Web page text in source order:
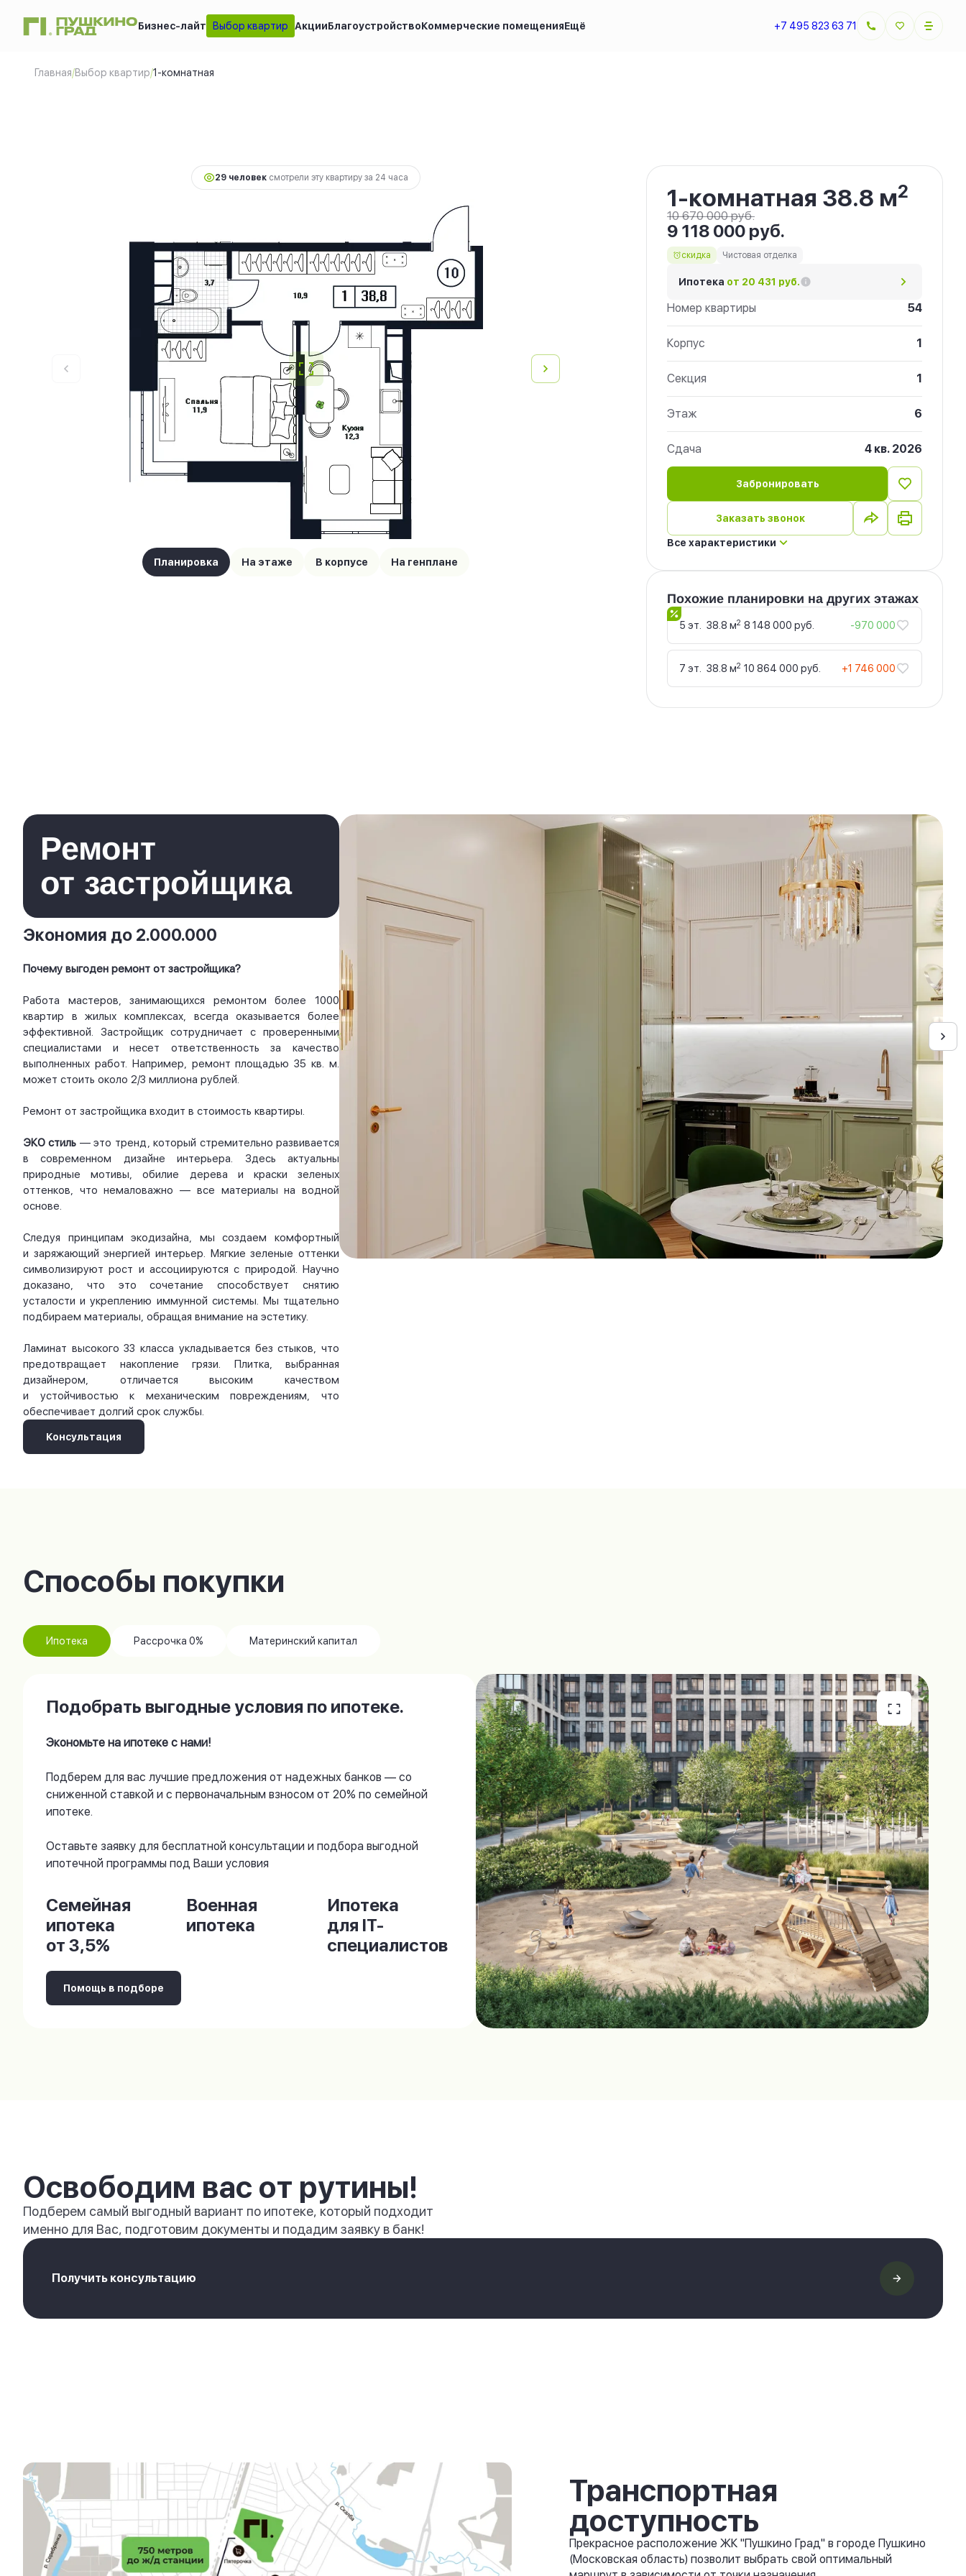
Бизнес-лайт Выбор квартир АкцииБлагоустройствоКоммерческие помещенияЕщё +7 495 823 63 71
Главная/Выбор квартир/1-комнатная
1-комнатная
29 человек смотрели эту квартиру за 24 часа
Планировка На этаже В корпусе На генплане
1-комнатная 38.8 м2
10 670 000 руб.
9 118 000 руб.
скидка Чистовая отделка
Ипотека от 20 431 руб.
Номер квартиры 54
Корпус 1
Секция 1
Этаж 6
Сдача 4 кв. 2026
Забронировать
Заказать звонок
Все характеристики
Похожие планировки на других этажах
5 эт. 38.8 м2 8 148 000 руб. -970 000
7 эт. 38.8 м2 10 864 000 руб. +1 746 000
Ремонт
от застройщика
Экономия до 2.000.000
Почему выгоден ремонт от застройщика?
Работа мастеров, занимающихся ремонтом более 1000
квартир в жилых комплексах, всегда оказывается более
эффективной. Застройщик сотрудничает с проверенными
специалистами и несет ответственность за качество
выполненных работ. Например, ремонт площадью 35 кв. м.
может стоить около 2/3 миллиона рублей.
Ремонт от застройщика входит в стоимость квартиры.
ЭКО стиль — это тренд, который стремительно развивается
в современном дизайне интерьера. Здесь актуальны
природные мотивы, обилие дерева и краски зеленых
оттенков, что немаловажно — все материалы на водной
основе.
Следуя принципам экодизайна, мы создаем комфортный
и заряжающий энергией интерьер. Мягкие зеленые оттенки
символизируют рост и ассоциируются с природой. Научно
доказано, что это сочетание способствует снятию
усталости и укреплению иммунной системы. Мы тщательно
подбираем материалы, обращая внимание на эстетику.
Ламинат высокого 33 класса укладывается без стыков, что
предотвращает накопление грязи. Плитка, выбранная
дизайнером, отличается высоким качеством
и устойчивостью к механическим повреждениям, что
обеспечивает долгий срок службы.
Консультация
Способы покупки
Ипотека Рассрочка 0% Материнский капитал
Подобрать выгодные условия по ипотеке.
Экономьте на ипотеке с нами!
Подберем для вас лучшие предложения от надежных банков — со
сниженной ставкой и с первоначальным взносом от 20% по семейной
ипотеке.
Оставьте заявку для бесплатной консультации и подбора выгодной
ипотечной программы под Ваши условия
Семейная
ипотека
от 3,5%
Военная
ипотека
Ипотека
для IT-
специалистов
Помощь в подборе
Освободим вас от рутины!
Подберем самый выгодный вариант по ипотеке, который подходит
именно для Вас, подготовим документы и подадим заявку в банк!
Получить консультацию
Транспортная
доступность
Прекрасное расположение ЖК "Пушкино Град" в городе Пушкино
(Московская область) позволит выбрать свой оптимальный